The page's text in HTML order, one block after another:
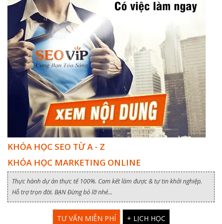
KHÓA HỌC SEO TỪ A - Z
KHÓA HỌC MARKETING ONLINE
Thực hành dự án thực tế 100%. Cam kết làm được & tự tin khởi nghiệp.
Hỗ trợ trọn đời. BẠN Đừng bỏ lỡ nhé...
TƯ VẤN MIỄN PHÍ + LỊCH HỌC